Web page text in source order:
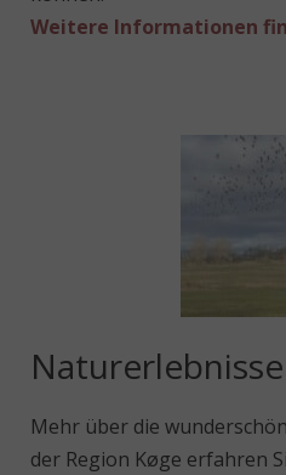
Weitere Informationen
Mehr über die
der Region Køge erfahren